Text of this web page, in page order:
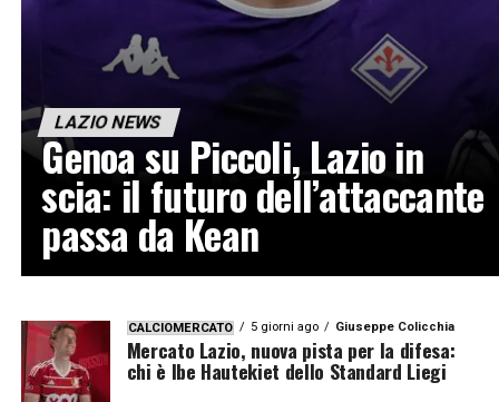
LAZIO NEWS
Genoa su Piccoli, Lazio in
scia: il futuro dell’attaccante
passa da Kean
CALCIOMERCATO 5 giorni ago Giuseppe Colicchia
Mercato Lazio, nuova pista per la difesa:
chi è Ibe Hautekiet dello Standard Liegi